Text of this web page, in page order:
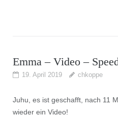
Emma – Video –
19. April 2019 chkoppe
Juhu, es ist geschafft, nach 11
wieder ein Video!